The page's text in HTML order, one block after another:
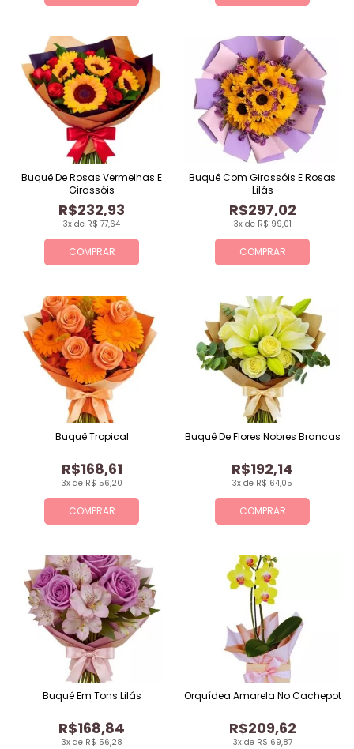
COMPRAR
3x de R$ 77,64
R$232,93
Buquê De Rosas Vermelhas E
Girassóis
COMPRAR
3x de R$ 99,01
R$297,02
Buquê Com Girassóis E Rosas
Lilás
COMPRAR
3x de R$ 56,20
R$168,61
Buquê Tropical
COMPRAR
3x de R$ 64,05
R$192,14
Buquê De Flores Nobres Brancas
3x de R$ 56,28
R$168,84
Buquê Em Tons Lilás
3x de R$ 69,87
R$209,62
Orquídea Amarela No Cachepot